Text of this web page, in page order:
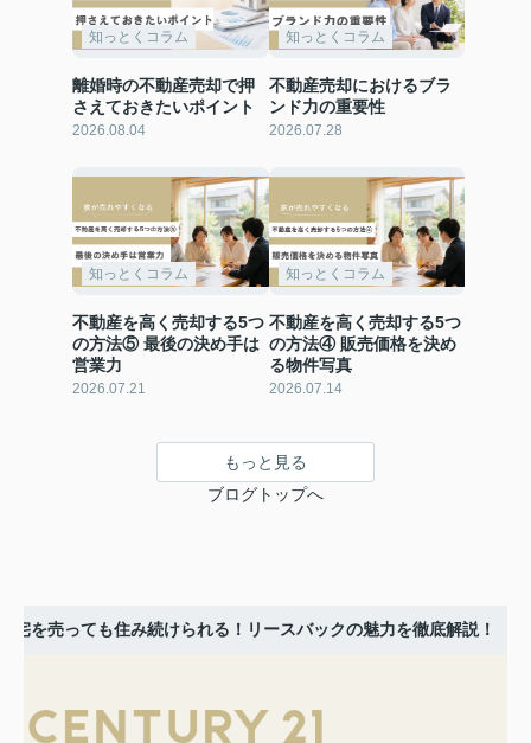
知っとくコラム
離婚時の不動産売却で押
さえておきたいポイント
2026.08.04
知っとくコラム
不動産売却におけるブラ
ンド力の重要性
2026.07.28
知っとくコラム
不動産を高く売却する5つ
の方法⑤ 最後の決め手は
営業力
2026.07.21
知っとくコラム
不動産を高く売却する5つ
の方法④ 販売価格を決め
る物件写真
2026.07.14
もっと見る
ブログトップへ
宅を売っても住み続けられる！リースバックの魅力を徹底解説！